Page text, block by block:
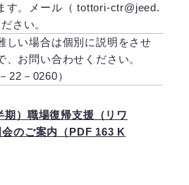
す。メール（ tottori-ctr@jeed.
さい。
しい場合は個別に説明をさせ
、お問い合わせください。
22－0260）
期）職場復帰支援（リワ
のご案内（PDF 163 K